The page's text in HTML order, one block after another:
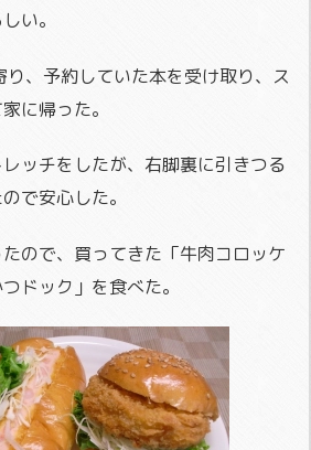
い。
、予約していた本を受け取り、ス
に帰った。
ッチをしたが、右脚裏に引きつる
で安心した。
ので、買ってきた「牛肉コロッケ
ドック」を食べた。